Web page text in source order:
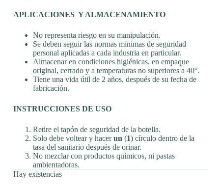
APLICACIONES Y ALMACENAMIENTO
No representa riesgo en su manipulación.
Se deben seguir las normas mínimas de seguridad
personal aplicadas a cada industria en particular.
Almacenar en condiciones higiénicas, en empaque
original, cerrado y a temperaturas no superiores a 40°.
Tiene una vida útil de 2 años, después de su fecha de
fabricación.
INSTRUCCIONES DE USO
Retire el tapón de seguridad de la botella.
Solo debe voltear y hacerun (1) círculo dentro de la
tasa del sanitario después de orinar.
No mezclar con productos químicos, ni pastas
ambientadoras.
Hay existencias